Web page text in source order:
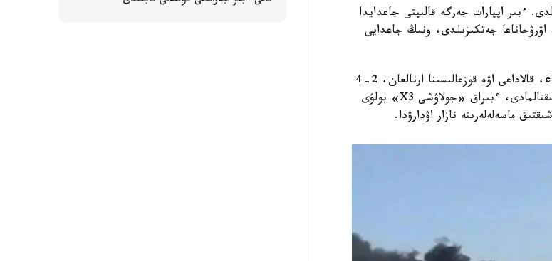
ءبىر اپپارات جەرگە قالىپتى جاعدايدا
جەتكىزىلدى، ونىڭ جاعدايى
اپاتقا ۇشىراعان ۇشاتىن اپپاراتتار - XPeng AeroHT شىعارعان eVTOL، قالاداعى اۋە قوزعالىسىنا ارنالعان، 2-4
جولاۋشى تاسىمالدايدى، ۇشۋ ۇزاقتىعى 30-60 مينۋت. ناقتى مودەلى انىقتالمادى، ءبىراق «جولاۋشى X3» بولۋى
ماسەلەلەرىنە نازار اۋدارۋدا.